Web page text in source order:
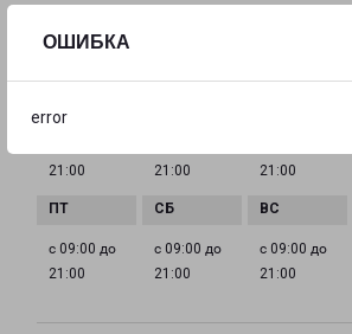
ОШИБКА
error
21:00
21:00
21:00
с 09:00 до
21:00
с 09:00 до
21:00
с 09:00 до
21:00